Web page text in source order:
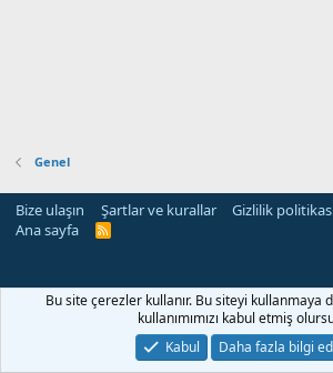
Genel
Bize ulaşın Şartlar ve kurallar Gizlilik
Ana sayfa
R
Bu site çerezler kullanır. Bu siteyi kullanmaya
kullanımımızı kabul etmiş
Kabul
Daha fazla bilgi